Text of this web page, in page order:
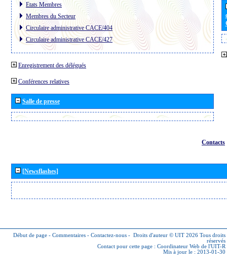
Etats Membres
Membres du Secteur
Circulaire administrative CACE/404
Circulaire administrative CACE/427
Enregistrement des délégués
Conférences relatives
Salle de presse
Contacts
[Newsflashes]
Début de page - Commentaires - Contactez-nous - Droits d'auteur © UIT 2026 Tous droits
réservés
Contact pour cette page : Coordinateur Web de l'UIT-R
Mis à jour le : 2013-01-30